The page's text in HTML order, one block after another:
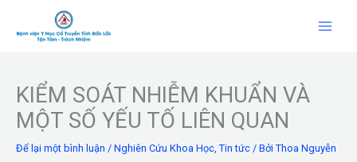
KIỂM SOÁT NHIỄM KHUẨN VÀ
MỘT SỐ YẾU TỐ LIÊN QUAN
Để lại một bình luận / Nghiên Cứu Khoa Học, Tin tức/ Bởi Thoa Nguyễn